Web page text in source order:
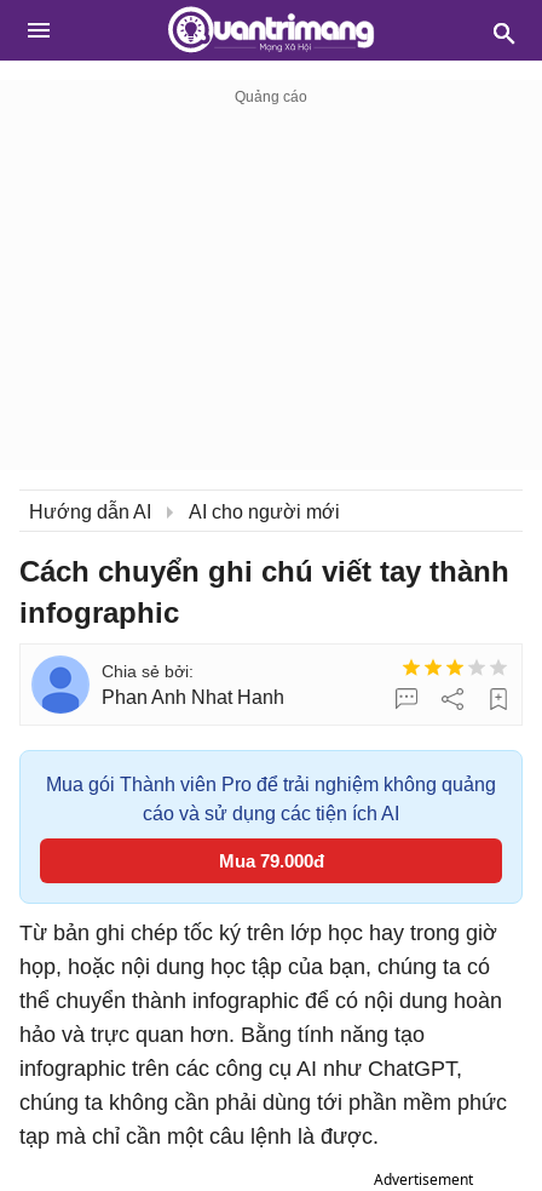
Hướng dẫn AI AI cho người mới
Cách chuyển ghi chú viết tay thành
infographic
Phan Anh Nhat Hanh
Mua gói Thành viên Pro để trải nghiệm không quảng
cáo và sử dụng các tiện ích AI
Mua 79.000đ
Từ bản ghi chép tốc ký trên lớp học hay trong giờ
họp, hoặc nội dung học tập của bạn, chúng ta có
thể chuyển thành infographic để có nội dung hoàn
hảo và trực quan hơn. Bằng tính năng tạo
infographic trên các công cụ AI như ChatGPT,
chúng ta không cần phải dùng tới phần mềm phức
tạp mà chỉ cần một câu lệnh là được.
Advertisement